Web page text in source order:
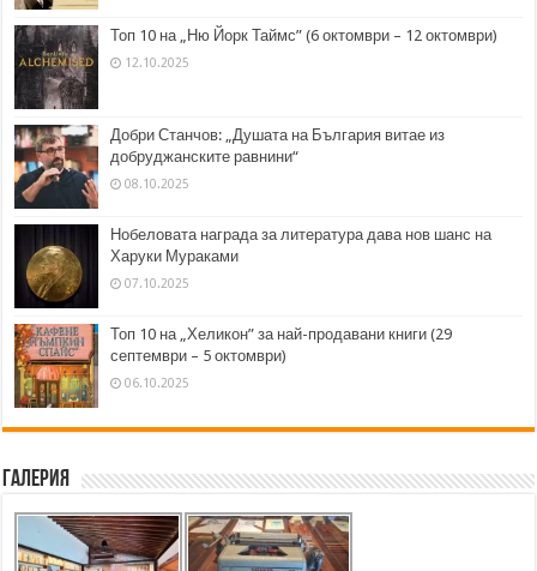
Топ 10 на „Ню Йорк Таймс” (6 октомври – 12 октомври)
12.10.2025
Добри Станчов: „Душата на България витае из
добруджанските равнини“
08.10.2025
Нобеловата награда за литература дава нов шанс на
Харуки Мураками
07.10.2025
Топ 10 на „Хеликон” за най-продавани книги (29
септември – 5 октомври)
06.10.2025
Галерия